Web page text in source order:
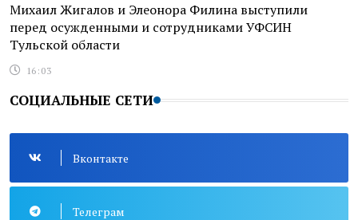
Михаил Жигалов и Элеонора Филина выступили
перед осужденными и сотрудниками УФСИН
Тульской области
16:03
СОЦИАЛЬНЫЕ СЕТИ
Вконтакте
Телеграм